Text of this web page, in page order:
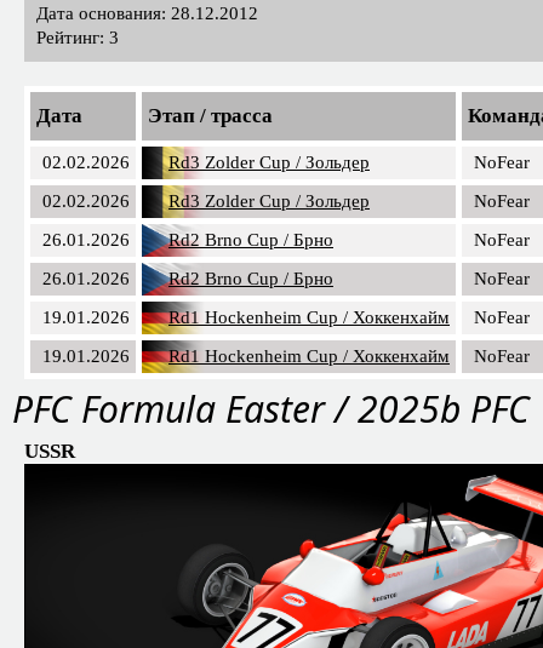
Дата основания: 28.12.2012
Рейтинг: 3
Дата Этап / трасса
02.02.2026 Rd3 Zolder Cup / Зольдер
NoFear
02.02.2026
Rd3 Zolder Cup / Зольдер
NoFear
26.01.2026
Rd2 Brno Cup / Брно
NoFear
26.01.2026
Rd2 Brno Cup / Брно
NoFear
19.01.2026
Rd1 Hockenheim Cup / Хоккенхайм
NoFear
19.01.2026
Rd1 Hockenheim Cup / Хоккенхайм NoFear
PFС Formula Easter / 2025b PFC
USSR